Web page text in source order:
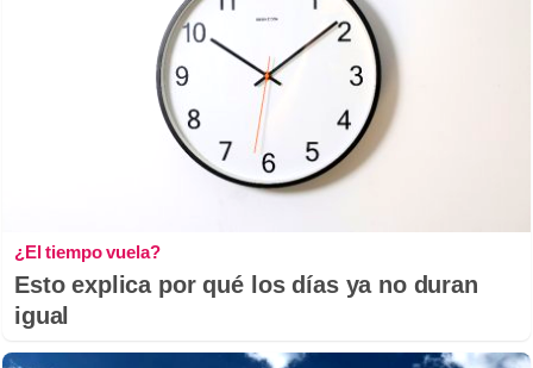
¿El tiempo vuela?
Esto explica por qué los días ya no duran
igual